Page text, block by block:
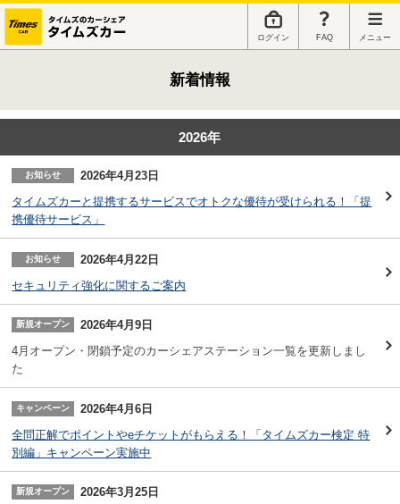
ログイン FAQ メニュー
新着情報
2026年
お知らせ
2026年4月23日
タイムズカーと提携するサービスでオトクな優待が受けられる！「提
携優待サービス」
お知らせ
2026年4月22日
セキュリティ強化に関するご案内
新規オープン
2026年4月9日
4月オープン・閉鎖予定のカーシェアステーション一覧を更新しまし
た
キャンペーン
2026年4月6日
全問正解でポイントやeチケットがもらえる！「タイムズカー検定 特
別編」キャンペーン実施中
新規オープン
2026年3月25日